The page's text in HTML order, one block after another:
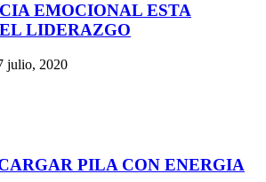
EMOCIONAL ESTA
LIDERAZGO
julio, 2020
PILA CON ENERGIA